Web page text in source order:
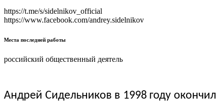
https://t.me/s/sidelnikov_official
https://www.facebook.com/andrey.sidelnikov
Места последней работы
российский общественный деятель
Андрей Сидельников в 1998 году окончил